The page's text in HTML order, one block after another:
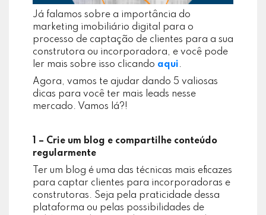
Já falamos sobre a importância do
marketing imobiliário digital para o
processo de captação de clientes para a sua
construtora ou incorporadora, e você pode
ler mais sobre isso clicando aqui.
Agora, vamos te ajudar dando 5 valiosas
dicas para você ter mais leads nesse
mercado. Vamos lá?!
1 – Crie um blog e compartilhe conteúdo
regularmente
Ter um blog é uma das técnicas mais eficazes
para captar clientes para incorporadoras e
construtoras. Seja pela praticidade dessa
plataforma ou pelas possibilidades de